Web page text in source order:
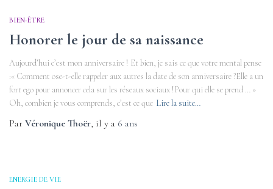
BIEN-ÊTRE
Honorer le jour de sa naissance
Aujourd’hui c’est mon anniversaire ! Et bien, je sais ce que votre mental pense
:« Comment ose-t-elle rappeler aux autres la date de son anniversaire ?Elle a un
fort ego pour annoncer cela sur les réseaux sociaux !Pour qui elle se prend … »
Oh, combien je vous comprends, c’est ce que Lire la suite…
Par Véronique Thoër, il y a 6 ans
ENERGIE DE VIE